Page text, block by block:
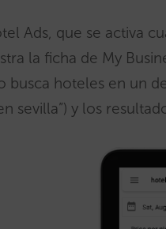
Ads, que se activa
la ficha de My
busca hoteles en un
sevilla”) y los